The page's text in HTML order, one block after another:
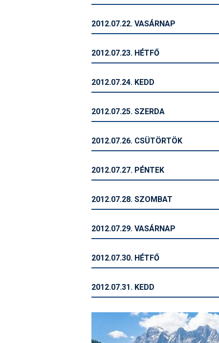
2012.07.22. VASÁRNAP
2012.07.23. HÉTFŐ
2012.07.24. KEDD
2012.07.25. SZERDA
2012.07.26. CSÜTÖRTÖK
2012.07.27. PÉNTEK
2012.07.28. SZOMBAT
2012.07.29. VASÁRNAP
2012.07.30. HÉTFŐ
2012.07.31. KEDD